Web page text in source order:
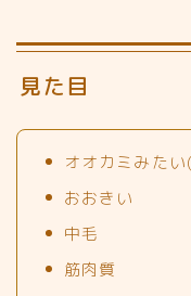
見た目
オオカミみた
おおきい
中毛
筋肉質